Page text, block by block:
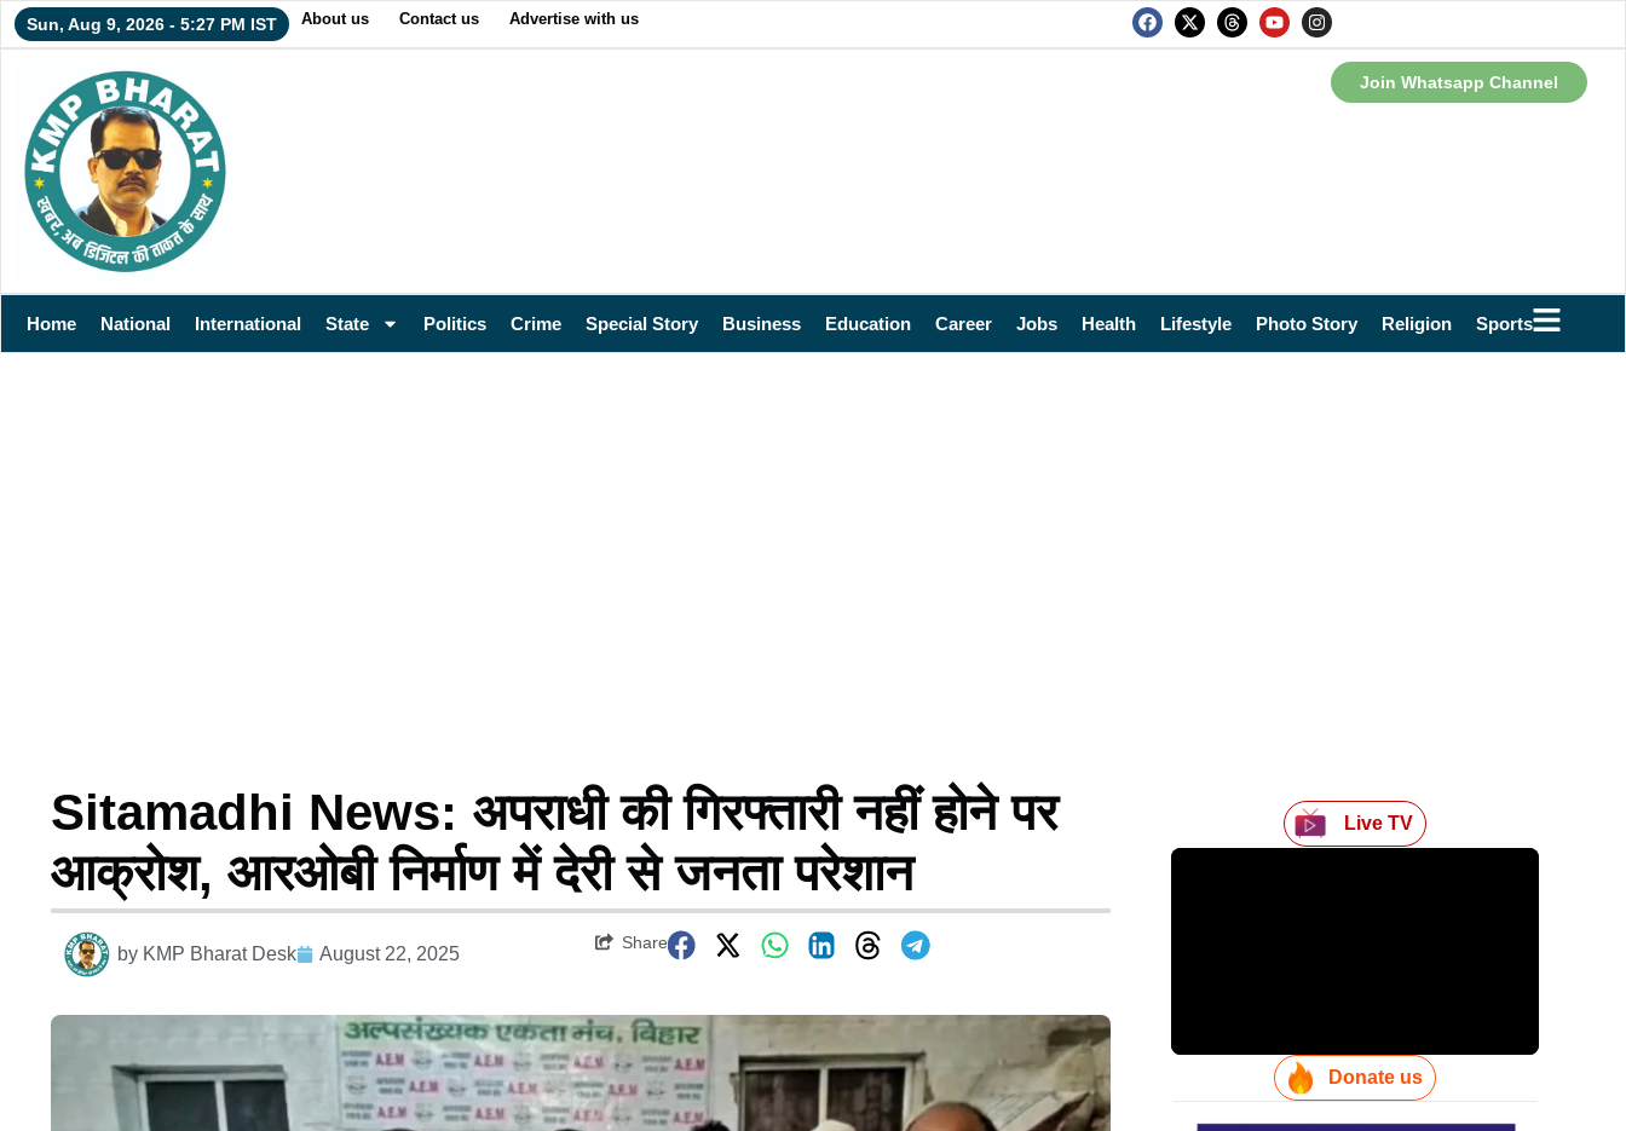
Sun, Aug 9, 2026 - 5:27 PM IST About us Contact us Advertise with us
Join Whatsapp Channel
Home National International State Politics Crime Special Story Business Education Career Jobs Health Lifestyle Photo Story Religion Sports
Sitamadhi News: अपराधी की गिरफ्तारी नहीं होने पर
आक्रोश, आरओबी निर्माण में देरी से जनता परेशान
by KMP Bharat Desk August 22, 2025
Share
Live TV
Donate us